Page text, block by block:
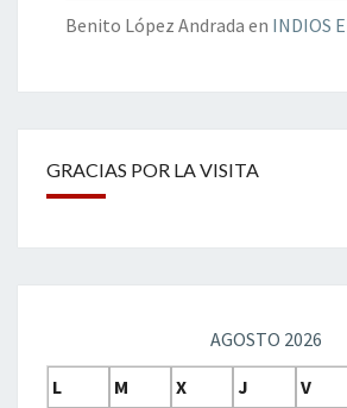
Benito López Andrada en INDIOS
GRACIAS POR LA VISITA
AGOSTO 2026
L
M X J V